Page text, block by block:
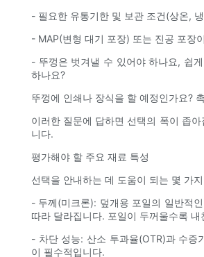
- 필요한 유통기한 및 보관 조건(상온,
- MAP(변형 대기 포장) 또는 진공 포장
- 뚜껑은 벗겨낼 수 있어야 하나요, 쉽
하나요?
뚜껑에 인쇄나 장식을 할 예정인가요?
이러한 질문에 답하면 선택의 폭이 좁
니다.
평가해야 할 주요 재료 특성
선택을 안내하는 데 도움이 되는 몇 가
- 두께(미크론): 덮개용 포일의 일반적
따라 달라집니다. 포일이 두꺼울수록
- 차단 성능: 산소 투과율(OTR)과 수증
이 필수적입니다.